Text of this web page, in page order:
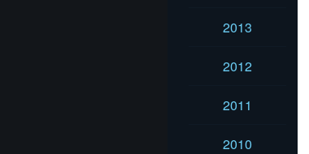
2013
2012
2011
2010